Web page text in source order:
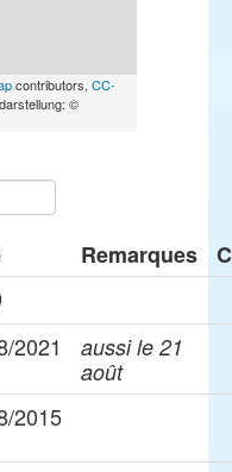
contributors, CC-
©
Remarques
2021
aussi le 21
août
2015